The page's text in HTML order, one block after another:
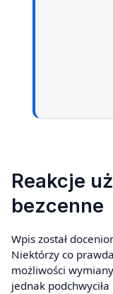
Reakcje
bezcenne
Wpis został
Niektórzy co
możliwości
jednak